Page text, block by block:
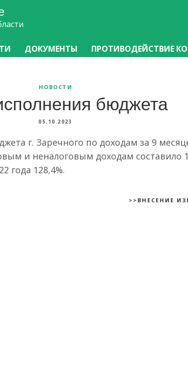
ДОКУМЕНТЫ ПРОТИВОДЕЙСТВИЕ
НОВОСТИ бюджета
05.10.2023
г. Заречного по доходам за 9
и неналоговым доходам составило
года 128,4%.
>>ВНЕСЕНИЕ